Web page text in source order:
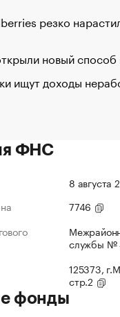
резко
новый
ищут доходы
ФНС
8 августа
7746
службы №
125373,
стр.2
фонды